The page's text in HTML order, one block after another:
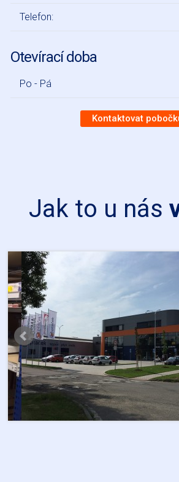
Telefon:
Otevírací doba
Po - Pá
Kontaktovat
Jak to u nás